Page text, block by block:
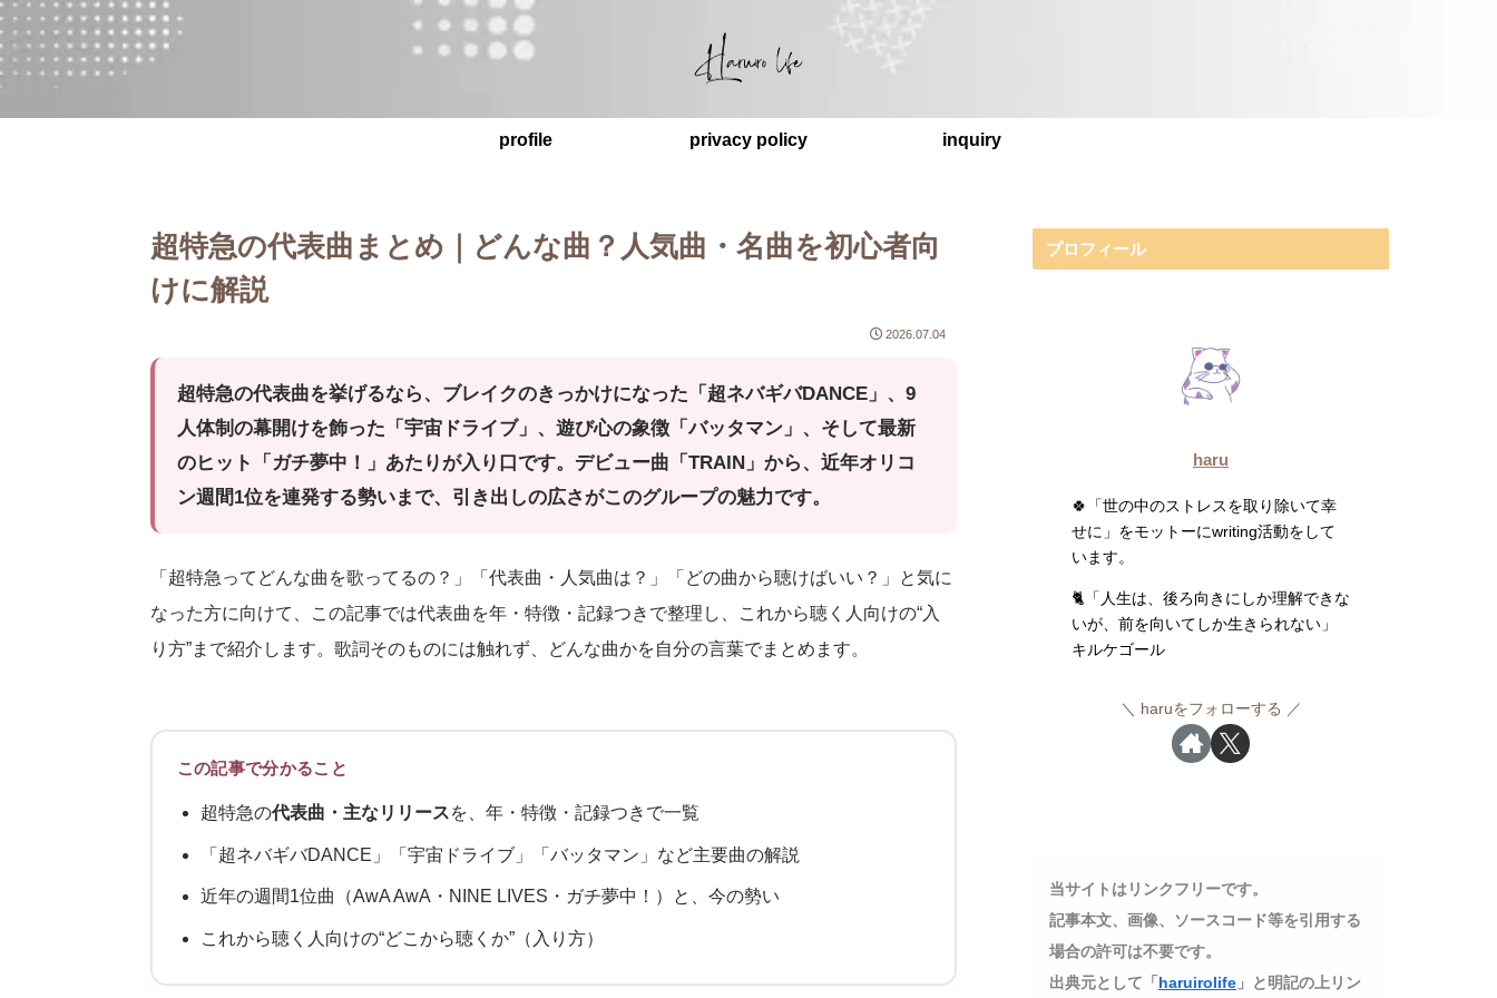
profile privacy policy inquiry
超特急の代表曲まとめ｜どんな曲？人気曲・名曲を初心者向
けに解説
2026.07.04
超特急の代表曲を挙げるなら、ブレイクのきっかけになった「超ネバギバDANCE」、9
人体制の幕開けを飾った「宇宙ドライブ」、遊び心の象徴「バッタマン」、そして最新
のヒット「ガチ夢中！」あたりが入り口です。デビュー曲「TRAIN」から、近年オリコ
ン週間1位を連発する勢いまで、引き出しの広さがこのグループの魅力です。
「超特急ってどんな曲を歌ってるの？」「代表曲・人気曲は？」「どの曲から聴けばいい？」と気に
なった方に向けて、この記事では代表曲を年・特徴・記録つきで整理し、これから聴く人向けの“入
り方”まで紹介します。歌詞そのものには触れず、どんな曲かを自分の言葉でまとめます。
この記事で分かること
超特急の代表曲・主なリリースを、年・特徴・記録つきで一覧
「超ネバギバDANCE」「宇宙ドライブ」「バッタマン」など主要曲の解説
近年の週間1位曲（AwA AwA・NINE LIVES・ガチ夢中！）と、今の勢い
これから聴く人向けの“どこから聴くか”（入り方）
プロフィール
haru
🍀「世の中のストレスを取り除いて幸
せに」をモットーにwriting活動をして
います。
🐈「人生は、後ろ向きにしか理解できな
いが、前を向いてしか生きられない」
キルケゴール
haruをフォローする
当サイトはリンクフリーです。
記事本文、画像、ソースコード等を引用する
場合の許可は不要です。
出典元として「 haruirolife 」と明記の上リン